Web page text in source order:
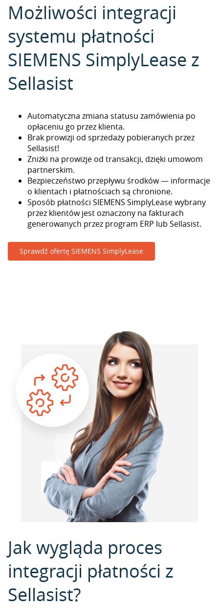
Możliwości integracji
systemu płatności
SIEMENS SimplyLease z
Sellasist
Automatyczna zmiana statusu zamówienia po
opłaceniu go przez klienta.
Brak prowizji od sprzedaży pobieranych przez
Sellasist!
Zniżki na prowizje od transakcji, dzięki umowom
partnerskim.
Bezpieczeństwo przepływu środków — informacje
o klientach i płatnościach są chronione.
Sposób płatności SIEMENS SimplyLease wybrany
przez klientów jest oznaczony na fakturach
generowanych przez program ERP lub Sellasist.
Sprawdź ofertę SIEMENS SimplyLease
Jak wygląda proces
integracji płatności z
Sellasist?